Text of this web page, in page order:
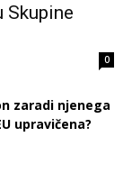
Skupine
0
zaradi njenega
upravičena?